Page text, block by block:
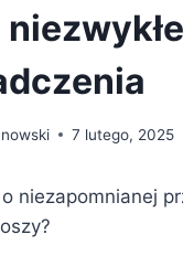
7 lutego, 2025
niezapomnianej